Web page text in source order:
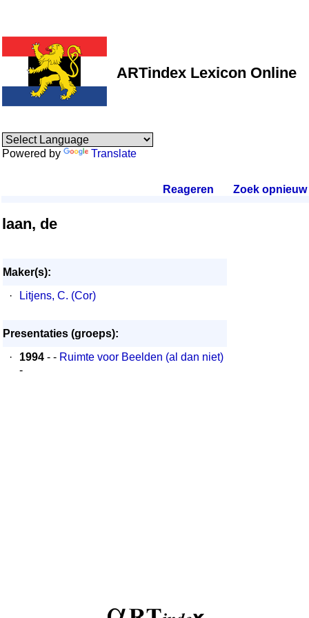
ARTindex Lexicon Online
Powered by Translate
Reageren Zoek opnieuw.
laan, de
Maker(s):
·
Litjens, C. (Cor)
Presentaties (groeps):
·
1994 - - Ruimte voor Beelden (al dan niet)
-